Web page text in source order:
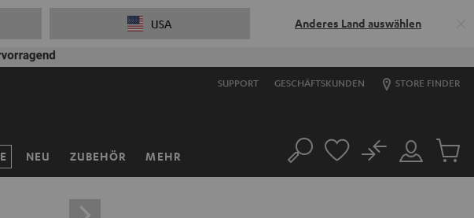
USA Anderes Land auswählen
SUPPORT GESCHÄFTSKUNDEN STORE FINDER
NEU ZUBEHÖR MEHR Suche
Mein
Konto
No
Artikel